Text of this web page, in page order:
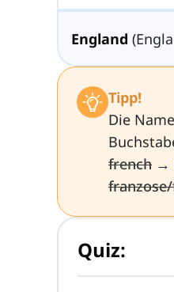
England
Tipp!
Die
french →
Quiz: